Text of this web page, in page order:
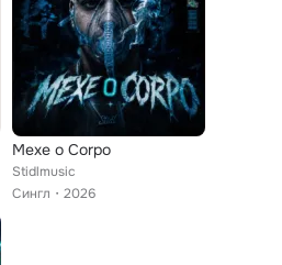
Mexe o Corpo
Stidlmusic
Сингл
2026